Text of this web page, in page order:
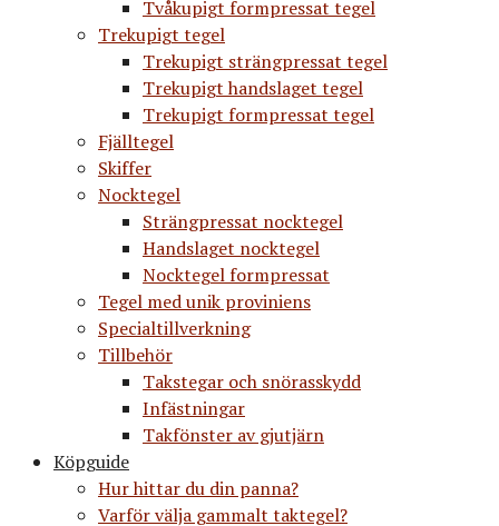
Tvåkupigt formpressat tegel
Trekupigt tegel
Trekupigt strängpressat tegel
Trekupigt handslaget tegel
Trekupigt formpressat tegel
Fjälltegel
Skiffer
Nocktegel
Strängpressat nocktegel
Handslaget nocktegel
Nocktegel formpressat
Tegel med unik proviniens
Specialtillverkning
Tillbehör
Takstegar och snörasskydd
Infästningar
Takfönster av gjutjärn
Köpguide
Hur hittar du din panna?
Varför välja gammalt taktegel?